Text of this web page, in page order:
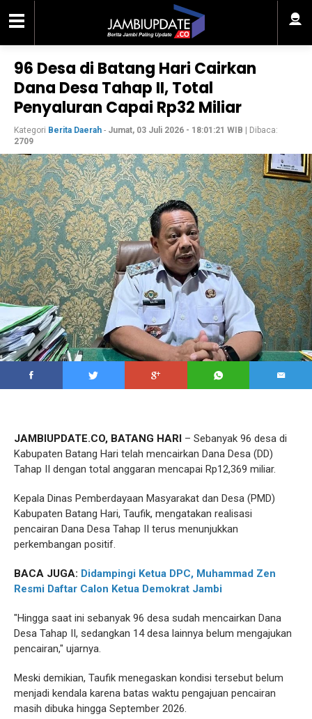
96 Desa di Batang Hari Cairkan
Dana Desa Tahap II, Total
Penyaluran Capai Rp32 Miliar
Kategori Berita Daerah - Jumat, 03 Juli 2026 - 18:01:21 WIB | Dibaca:
2709
JAMBIUPDATE.CO, BATANG HARI – Sebanyak 96 desa di
Kabupaten Batang Hari telah mencairkan Dana Desa (DD)
Tahap II dengan total anggaran mencapai Rp12,369 miliar.
Kepala Dinas Pemberdayaan Masyarakat dan Desa (PMD)
Kabupaten Batang Hari, Taufik, mengatakan realisasi
pencairan Dana Desa Tahap II terus menunjukkan
perkembangan positif.
BACA JUGA: Didampingi Ketua DPC, Muhammad Zen
Resmi Daftar Calon Ketua Demokrat Jambi
"Hingga saat ini sebanyak 96 desa sudah mencairkan Dana
Desa Tahap II, sedangkan 14 desa lainnya belum mengajukan
pencairan," ujarnya.
Meski demikian, Taufik menegaskan kondisi tersebut belum
menjadi kendala karena batas waktu pengajuan pencairan
masih dibuka hingga September 2026.